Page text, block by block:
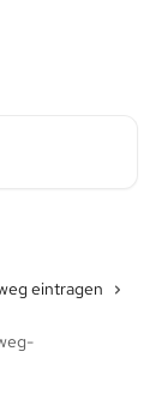
eintragen